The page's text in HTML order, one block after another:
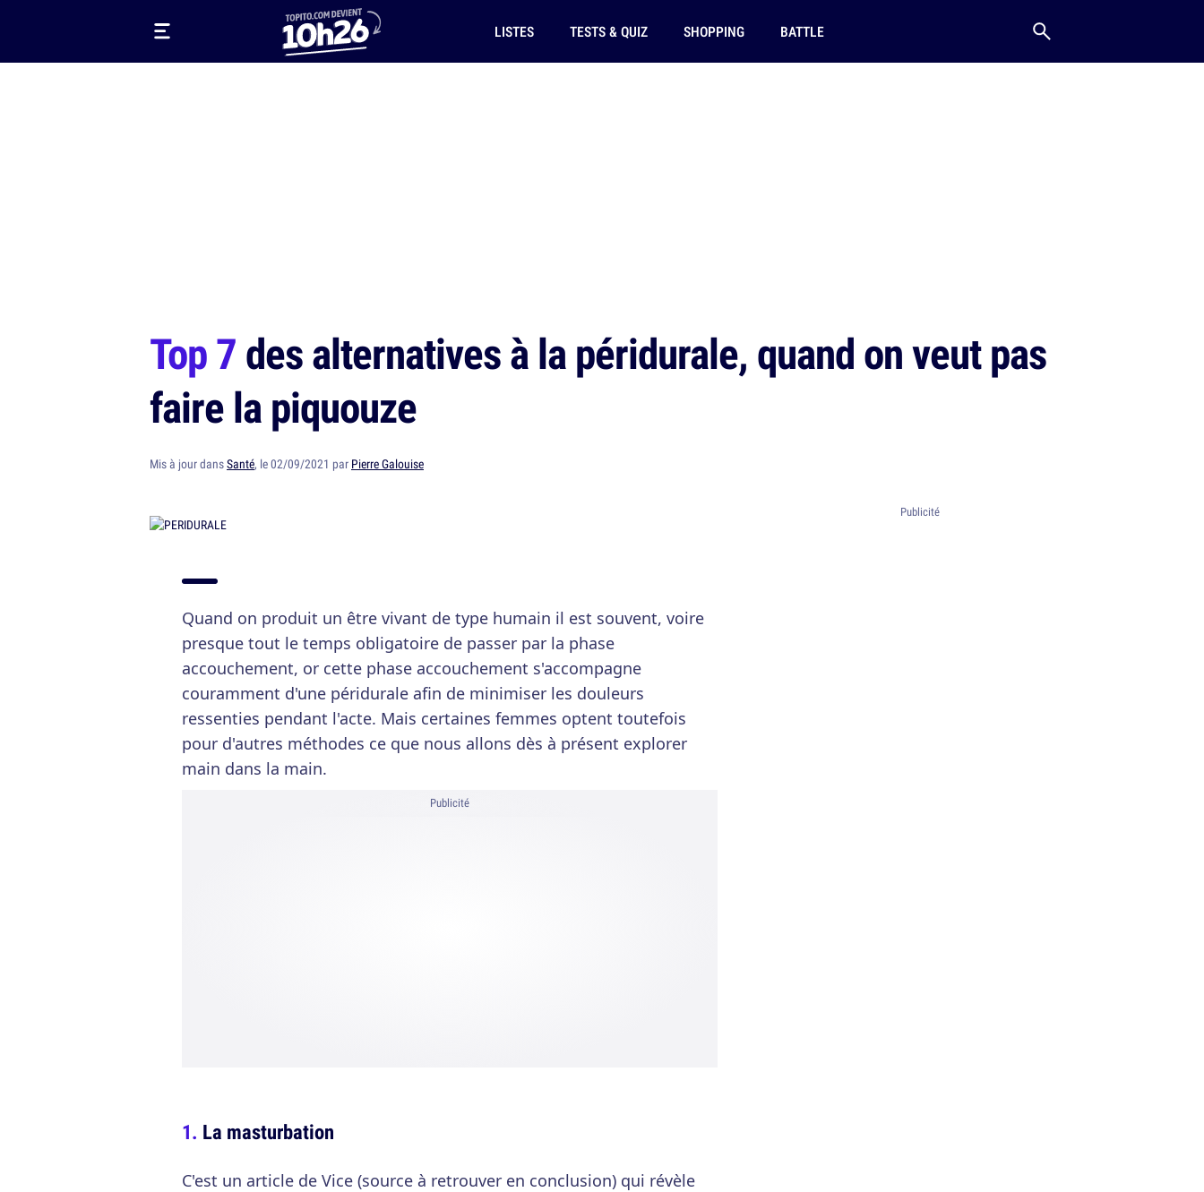
LISTES TESTS & QUIZ SHOPPING BATTLE
Top 7des alternatives à la péridurale, quand on veut pas
faire la piquouze
Mis à jour dansSanté, le 02/09/2021 par Pierre Galouise
Quand on produit un être vivant de type humain il est souvent, voire
presque tout le temps obligatoire de passer par la phase
accouchement, or cette phase accouchement s'accompagne
couramment d'une péridurale afin de minimiser les douleurs
ressenties pendant l'acte. Mais certaines femmes optent toutefois
pour d'autres méthodes ce que nous allons dès à présent explorer
main dans la main.
Publicité
La masturbation
C'est un article de Vice (source à retrouver en conclusion) qui révèle